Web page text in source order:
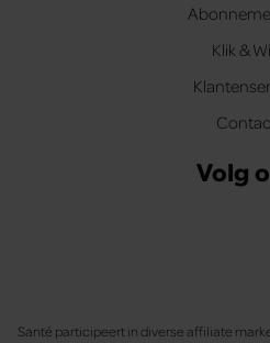
Klik &
Volg
Santé participeert in diverse affiliate